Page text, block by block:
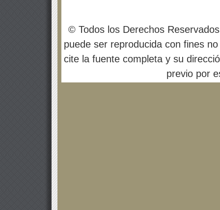
© Todos los Derechos
puede ser reproducida con fines
cite la fuente completa y su
previo por